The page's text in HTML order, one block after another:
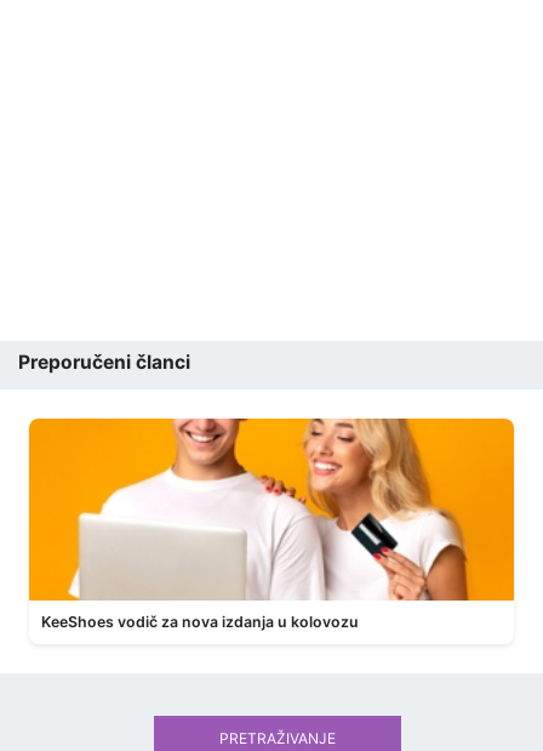
Preporučeni članci
KeeShoes vodič za nova izdanja u kolovozu
PRETRAŽIVANJE